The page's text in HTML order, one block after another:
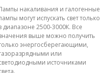
накаливания и галогенные
могут испускать свет только
диапазоне 2500-3000К. Все
выше можно получить
энергосберегающими,
или
источниками